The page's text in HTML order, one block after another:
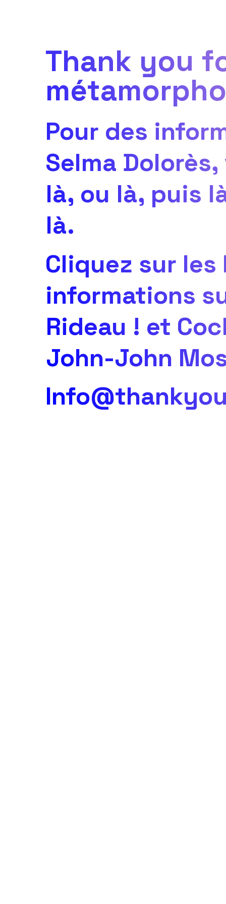
Thank you
Pour des
Selma
là, ou là, puis
là.
Cliquez sur
informations
Rideau ! et
John-John